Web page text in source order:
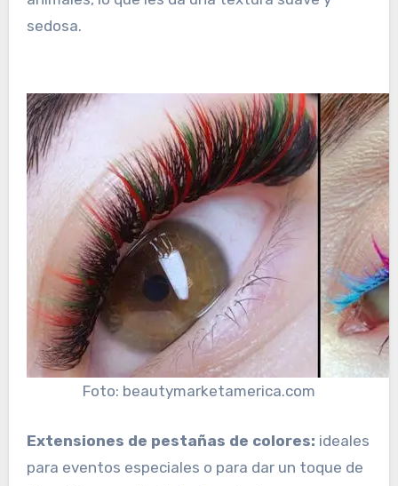
sedosa.
Foto: beautymarketamerica.com
Extensiones de pestañas de colores: ideales
para eventos especiales o para dar un toque de